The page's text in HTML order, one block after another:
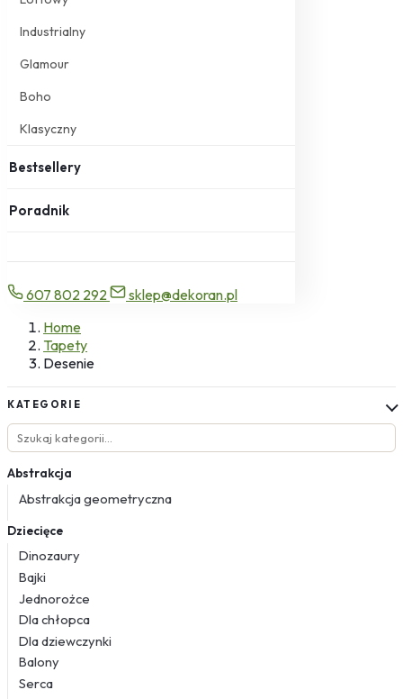
Industrialny
Glamour
Boho
Klasyczny
Bestsellery
Poradnik
607 802 292
sklep@dekoran.pl
Home
Tapety
Desenie
KATEGORIE
Abstrakcja
Abstrakcja geometryczna
Dziecięce
Dinozaury
Bajki
Jednorożce
Dla chłopca
Dla dziewczynki
Balony
Serca